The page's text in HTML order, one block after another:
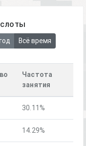
Всё время
Частота
занятия
30.11%
14.29%